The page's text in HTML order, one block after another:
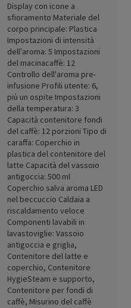
Display con icone a
sfioramento Materiale del
corpo principale: Plastica
Impostazioni di intensità
dell'aroma: 5 Impostazioni
del macinacaffè: 12
Controllo dell'aroma pre-
infusione Profili utente: 6,
più un ospite Impostazioni
della temperatura: 3
Capacità contenitore fondi
del caffè: 12 porzioni Tipo di
caraffa: Coperchio in
plastica del contenitore del
latte Capacità del vassoio
antigoccia: 500 ml
Coperchio salva aroma LED
nel beccuccio Caldaia a
riscaldamento veloce
Componenti lavabili in
lavastoviglie: Vassoio
antigoccia e griglia,
Contenitore del latte e
coperchio, Contenitore
HygieSteam e supporto,
Contenitore per fondi di
caffè, Misurino del caffè